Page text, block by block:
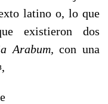
latino o, lo que
existieron dos
Arabum,con una
,